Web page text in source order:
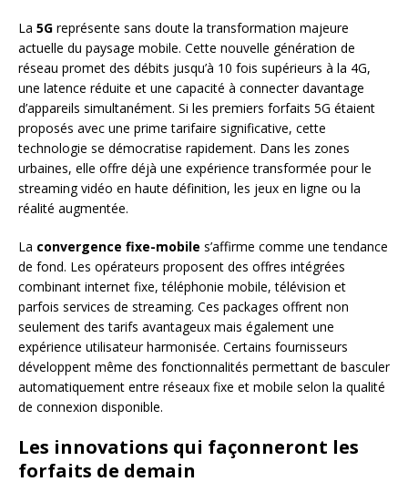
La 5G représente sans doute la transformation majeure
actuelle du paysage mobile. Cette nouvelle génération de
réseau promet des débits jusqu’à 10 fois supérieurs à la 4G,
une latence réduite et une capacité à connecter davantage
d’appareils simultanément. Si les premiers forfaits 5G étaient
proposés avec une prime tarifaire significative, cette
technologie se démocratise rapidement. Dans les zones
urbaines, elle offre déjà une expérience transformée pour le
streaming vidéo en haute définition, les jeux en ligne ou la
réalité augmentée.
La convergence fixe-mobile s’affirme comme une tendance
de fond. Les opérateurs proposent des offres intégrées
combinant internet fixe, téléphonie mobile, télévision et
parfois services de streaming. Ces packages offrent non
seulement des tarifs avantageux mais également une
expérience utilisateur harmonisée. Certains fournisseurs
développent même des fonctionnalités permettant de basculer
automatiquement entre réseaux fixe et mobile selon la qualité
de connexion disponible.
Les innovations qui façonneront les
forfaits de demain